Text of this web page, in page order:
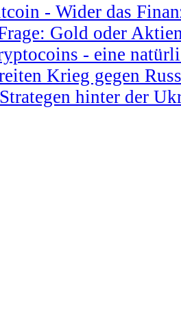
- Wider das
Gold oder
- eine
Krieg gegen
hinter der